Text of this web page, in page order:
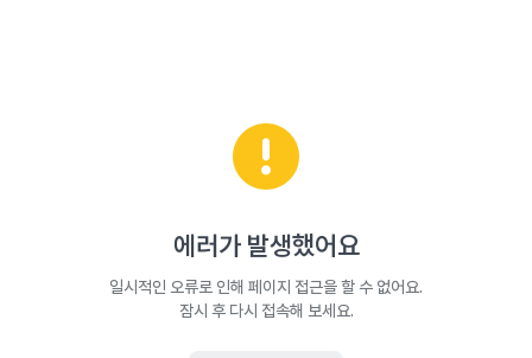
에러가 발생했어요
일시적인 오류로 인해 페이지 접근을 할 수 없어요.
잠시 후 다시 접속해 보세요.